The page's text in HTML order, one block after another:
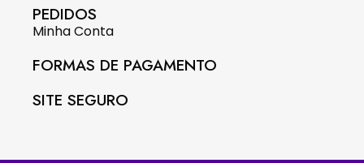
PEDIDOS
Minha Conta
FORMAS DE PAGAMENTO
SITE SEGURO